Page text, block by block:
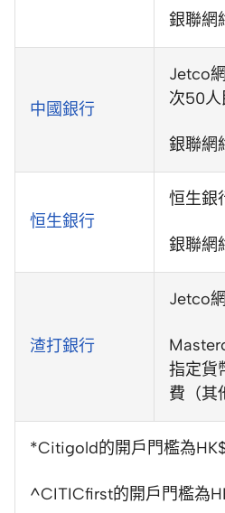
銀聯網
中國銀行
Jetco
次50人
銀聯網
恒生銀行
恒生銀
銀聯網
渣打銀行
Jetco
指定貨
費（其
*Citigold的開戶門檻為
^CITICfirst的開戶門檻為